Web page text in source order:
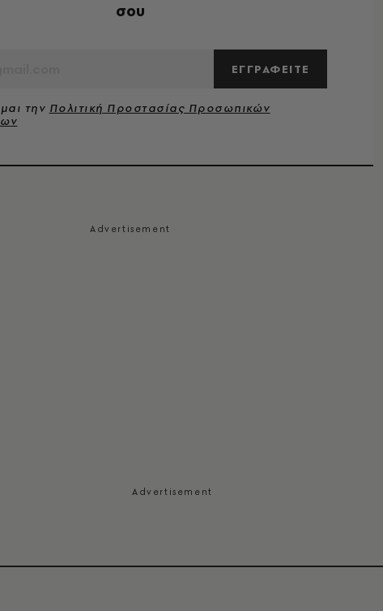
σου
ΕΓΓΡΑΦΕΙΤΕ
την Πολιτική Προστασίας Προσωπικών